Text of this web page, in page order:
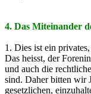
4. Das Miteinander
1. Dies ist ein
Das heisst, der
und auch die
sind. Daher bitten wir
gesetzlichen,